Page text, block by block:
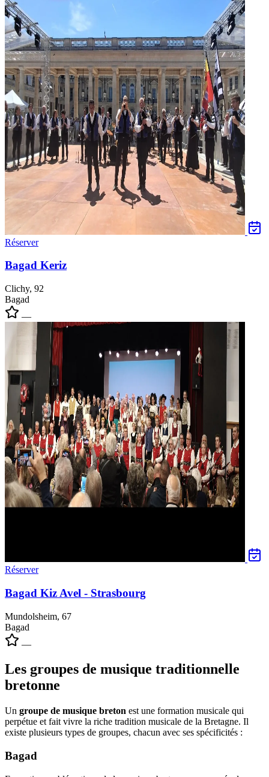
Réserver
Bagad Keriz
Clichy, 92
Bagad
—
Réserver
Bagad Kiz Avel - Strasbourg
Mundolsheim, 67
Bagad
—
Les groupes de musique traditionnelle
bretonne
Un groupe de musique breton est une formation musicale qui
perpétue et fait vivre la riche tradition musicale de la Bretagne. Il
existe plusieurs types de groupes, chacun avec ses spécificités :
Bagad